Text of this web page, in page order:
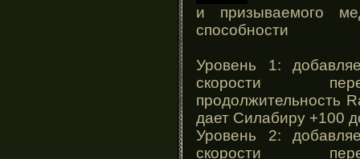
и призываемого
способности
Уровень 1:
скорости
продолжительность
дает Силабиру +100
Уровень 2:
скорости